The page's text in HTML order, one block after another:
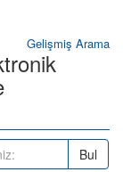
Gelişmiş Arama
Bul